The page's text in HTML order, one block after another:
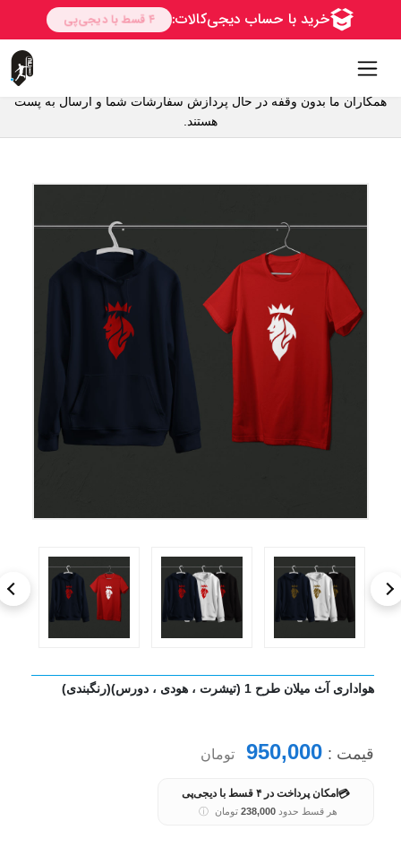
همکاران ما بدون وقفه در حال پردازش سفارشات شما و ارسال به پست
هستند.
هواداری آث میلان طرح 1 (تیشرت ، هودی ، دورس)(رنگبندی)
قیمت : 950,000 تومان
💳 امکان پرداخت در ۴ قسط با دیجی‌پی
هر قسط حدود238,000 تومان ⓘ